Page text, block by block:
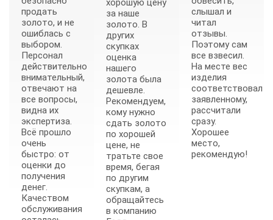
продать
золото, и не
ошиблась с
выбором.
Персонал
действительно
внимательный,
отвечают на
все вопросы,
видна их
экспертиза.
Всё прошло
очень
быстро: от
оценки до
получения
денег.
Качеством
обслуживания
за наше
золото. В
других
скупках
оценка
нашего
золота была
дешевле.
Рекомендуем,
кому нужно
сдать золото
по хорошей
цене, не
тратьте свое
время, бегая
по другим
скупкам, а
обращайтесь
в компанию
слышал и
читал
отзывы.
Поэтому сам
все взвесил.
На месте вес
изделия
соответствовал
заявленному,
рассчитали
сразу.
Хорошее
место,
рекомендую!